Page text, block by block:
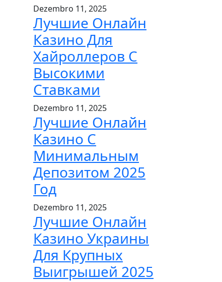
Dezembro 11, 2025
Лучшие Онлайн
Казино Для
Хайроллеров С
Высокими
Ставками
Dezembro 11, 2025
Лучшие Онлайн
Казино С
Минимальным
Депозитом 2025
Год
Dezembro 11, 2025
Лучшие Онлайн
Казино Украины
Для Крупных
Выигрышей 2025